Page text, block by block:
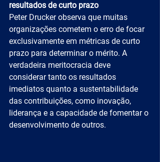
resultados de curto prazo
Peter Drucker observa que muitas
organizações cometem o erro de focar
exclusivamente em métricas de curto
prazo para determinar o mérito. A
verdadeira meritocracia deve
considerar tanto os resultados
imediatos quanto a sustentabilidade
das contribuições, como inovação,
liderança e a capacidade de fomentar o
desenvolvimento de outros.